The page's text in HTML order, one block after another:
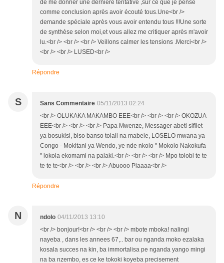
de me donner une dernière tentative ,sur ce que je pense
comme conclusion après avoir écouté tous.Une<br />
demande spéciale après vous avoir entendu tous !!!Une sorte
de synthèse selon moi,et vous allez me critiquer après m'avoir
lu.<br /> <br /> <br /> Veillons calmer les tensions .Merci<br />
<br /> <br /> LUSED<br />
Répondre
S Sans Commentaire 05/11/2013 02:24
<br /> OLUKAKA MAKAMBO EEE<br /> <br /> <br /> OKOZUA
EEE<br /> <br /> <br /> Papa Mwenze, Messager abeti sifllet
ya bosukisi, biso banso tolali na mabele, LOSELO mwana ya
Congo - Mokitani ya Wendo, ye nde nkolo " Mokolo Nakokufa
" lokola ekomami na palaki.<br /> <br /> <br /> Mpo tolobi te te
te te te<br /> <br /> <br /> Abuooo Piaaaa<br />
Répondre
N ndolo 04/11/2013 13:10
<br /> bonjour!<br /> <br /> <br /> mbote mboka! nalingi
nayeba , dans les annees 67,.. bar ou nganda moko ezalaka
kosala succes na kin, ba immortalisa pe nganda yango mingi
na ba nzembo, es ce ke tokoki koyeba precisement